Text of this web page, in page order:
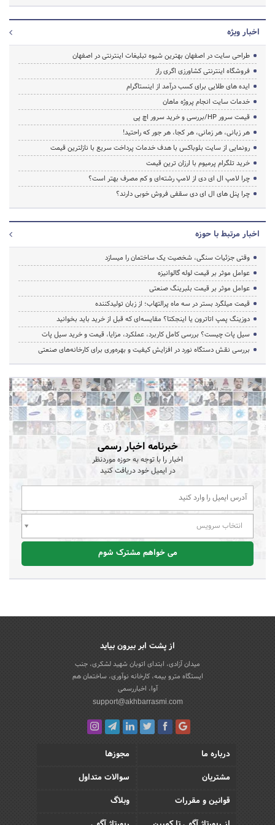
اخبار ویژه
طراحی سایت در اصفهان بهترین شیوه تبلیغات اینترنتی در اصفهان
فروشگاه اینترنتی کشاورزی اگری راز
ایده های طلایی برای کسب درآمد از اینستاگرام
خدمات سایت انجام پروژه ماهان
قیمت سرور HP/بررسی و خرید سرور اچ پی
هر زبانی، هر زمانی، هر کجا، هر جور که راحتید!
رونمایی از سایت بلوباکس با هدف خدمات پرداخت سریع با نازلترین قیمت
خرید تلگرام پرمیوم با ارزان ترین قیمت
چرا لامپ ال ای دی از لامپ رشته‌ای و کم مصرف بهتر است؟
چرا پنل های ال ای دی سقفی فروش خوبی دارند؟
اخبار مرتبط با حوزه
وقتی جزئیات سنگی، شخصیت یک ساختمان را میسازد
عوامل موثر بر قیمت لوله گالوانیزه
عوامل موثر بر قیمت بلبرینگ صنعتی
قیمت میلگرد بستر در سه ماه پرالتهاب؛ از زبان تولیدکننده
دوزینگ پمپ اتاترون یا اینجکتا؟ مقایسه‌ای که قبل از خرید باید بخوانید
سیل پات چیست؟ بررسی کامل کاربرد، عملکرد، مزایا، قیمت و خرید سیل پات
بررسی نقش دستگاه نورد در افزایش کیفیت و بهره‌وری برای کارخانه‌های صنعتی
خبرنامه اخبار رسمی
اخبار را با توجه به حوزه موردنظر
در ایمیل خود دریافت کنید
انتخاب سرویس
می خواهم مشترک شوم
از پشت ابر بیرون بیاید
میدان آزادی، ابتدای اتوبان شهید لشکری، جنب
ایستگاه مترو بیمه، کارخانه نوآوری، ساختمان هم
آوا، اخباررسمی
support@akhbarrasmi.com
درباره ما
مجوزها
مشتریان
سوالات متداول
قوانین و مقررات
وبلاگ